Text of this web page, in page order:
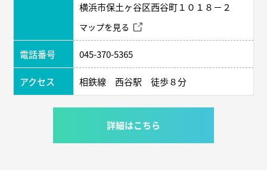
横浜市保土ヶ谷区西谷町１０１８－２
マップを見る
電話番号 045-370-5365
アクセス 相鉄線 西谷駅 徒歩８分
詳細はこちら